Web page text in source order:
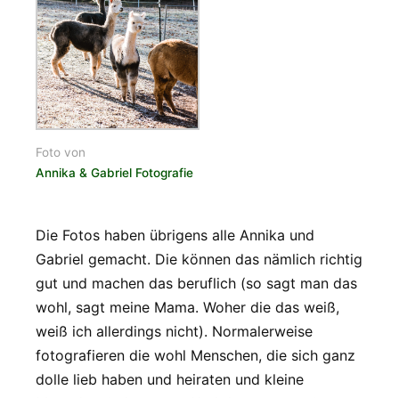
Foto von
Annika & Gabriel Fotografie
Die Fotos haben übrigens alle Annika und
Gabriel gemacht. Die können das nämlich richtig
gut und machen das beruflich (so sagt man das
wohl, sagt meine Mama. Woher die das weiß,
weiß ich allerdings nicht). Normalerweise
fotografieren die wohl Menschen, die sich ganz
dolle lieb haben und heiraten und kleine